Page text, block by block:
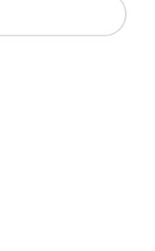
danych osobowych